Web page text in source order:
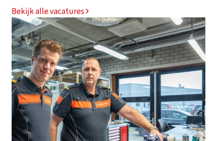
Bekijk alle vacatures